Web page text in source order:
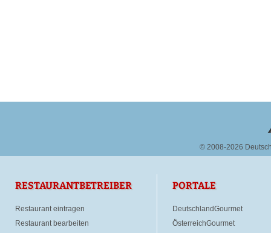
© 2008-2026
RESTAURANTBETREIBER
Restaurant eintragen
Restaurant bearbeiten
PORTALE
DeutschlandGourmet
ÖsterreichGourmet